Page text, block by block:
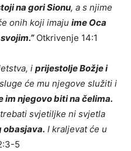
na gori Sionu, a s njime
onih koji imaju ime Oca
Otkrivenje 14:1
i prijestolje Božje i
će mu njegove služiti i
im njegovo biti na čelima.
svjetiljke ni svjetla
obasjava. I kraljevat će u
5